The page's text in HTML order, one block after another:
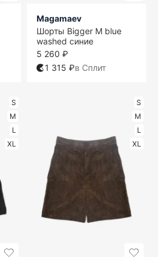
Magamaev
Шорты Bigger M blue
washed синие
5 260 ₽
1 315 ₽в Сплит
S
M
L
XL
S
M
L
XL